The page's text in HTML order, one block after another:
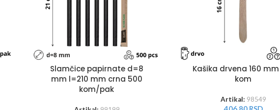
Slamčice papirnate d=8
mm l=210 mm crna 500
kom/pak
Kašika drvena 160 mm
kom
Artikal: 98549